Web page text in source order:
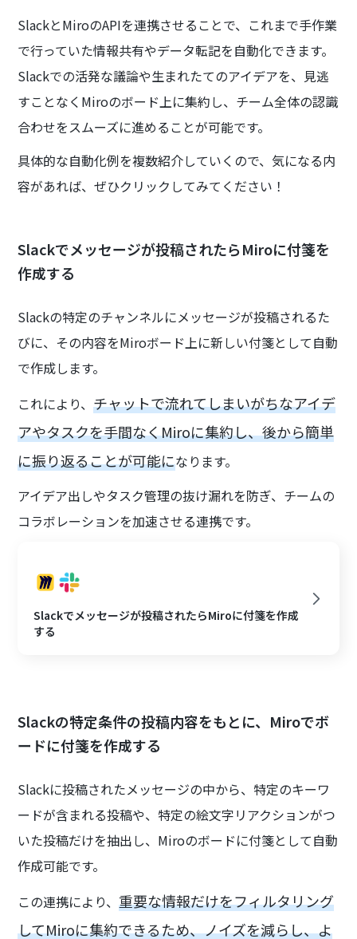
SlackとMiroのAPIを連携させることで、これまで手作業
で行っていた情報共有やデータ転記を自動化できます。
Slackでの活発な議論や生まれたてのアイデアを、見逃
すことなくMiroのボード上に集約し、チーム全体の認識
合わせをスムーズに進めることが可能です。
具体的な自動化例を複数紹介していくので、気になる内
容があれば、ぜひクリックしてみてください！
Slackでメッセージが投稿されたらMiroに付箋を
作成する
Slackの特定のチャンネルにメッセージが投稿されるた
びに、その内容をMiroボード上に新しい付箋として自動
で作成します。
これにより、チャットで流れてしまいがちなアイデ
アやタスクを手間なくMiroに集約し、後から簡単
に振り返ることが可能になります。
アイデア出しやタスク管理の抜け漏れを防ぎ、チームの
コラボレーションを加速させる連携です。
Slackでメッセージが投稿されたらMiroに付箋を作成
する
Slackの特定条件の投稿内容をもとに、Miroでボ
ードに付箋を作成する
Slackに投稿されたメッセージの中から、特定のキーワ
ードが含まれる投稿や、特定の絵文字リアクションがつ
いた投稿だけを抽出し、Miroのボードに付箋として自動
作成可能です。
この連携により、重要な情報だけをフィルタリング
してMiroに集約できるため、ノイズを減らし、よ